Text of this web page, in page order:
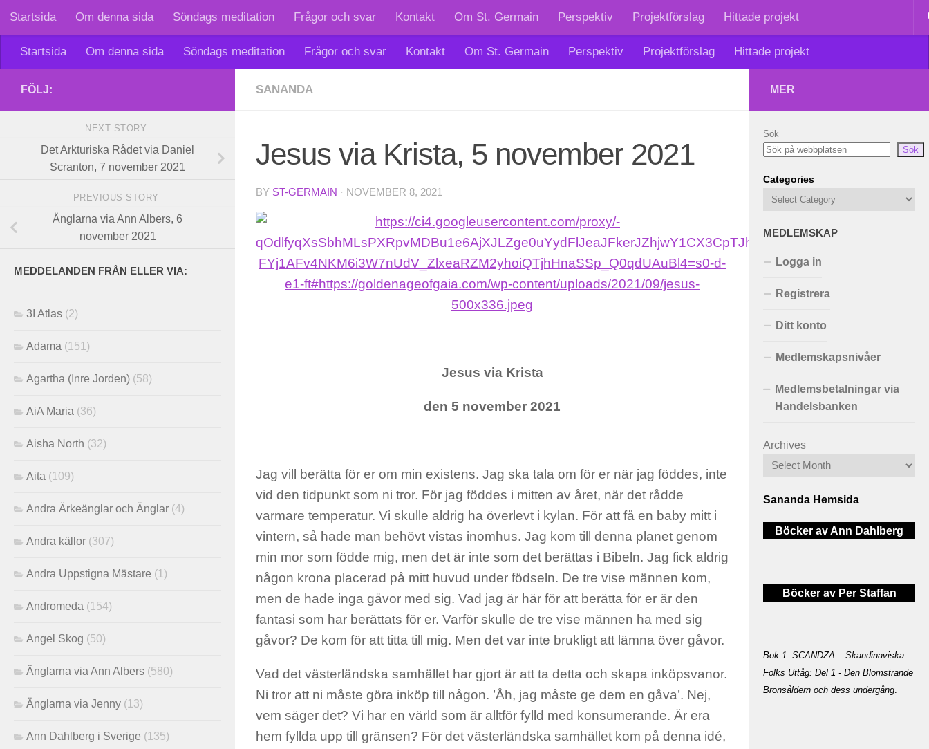
Skip to content
Startsida Om denna sida Söndags meditation Frågor och svar Kontakt Om St. Germain Perspektiv Projektförslag Hittade projekt
Startsida Om denna sida Söndags meditation Frågor och svar Kontakt Om St. Germain Perspektiv Projektförslag Hittade projekt
SANANDA
Jesus via Krista, 5 november 2021
BY ST-GERMAIN · NOVEMBER 8, 2021
Jesus via Krista
den 5 november 2021
Jag vill berätta för er om min existens. Jag ska tala om för er när jag föddes, inte
vid den tidpunkt som ni tror. För jag föddes i mitten av året, när det rådde
varmare temperatur. Vi skulle aldrig ha överlevt i kylan. För att få en baby mitt i
vintern, så hade man behövt vistas inomhus. Jag kom till denna planet genom
min mor som födde mig, men det är inte som det berättas i Bibeln. Jag fick aldrig
någon krona placerad på mitt huvud under födseln. De tre vise männen kom,
men de hade inga gåvor med sig. Vad jag är här för att berätta för er är den
fantasi som har berättats för er. Varför skulle de tre vise männen ha med sig
gåvor? De kom för att titta till mig. Men det var inte brukligt att lämna över gåvor.
Vad det västerländska samhället har gjort är att ta detta och skapa inköpsvanor.
Ni tror att ni måste göra inköp till någon. ’Åh, jag måste ge dem en gåva’. Nej,
vem säger det? Vi har en värld som är alltför fylld med konsumerande. Är era
hem fyllda upp till gränsen? För det västerländska samhället kom på denna idé,
FÖLJ:
NEXT STORY
Det Arkturiska Rådet via Daniel
Scranton, 7 november 2021
PREVIOUS STORY
Änglarna via Ann Albers, 6
november 2021
MEDDELANDEN FRÅN ELLER VIA:
3I Atlas (2)
Adama (151)
Agartha (Inre Jorden) (58)
AiA Maria (36)
Aisha North (32)
Aita (109)
Andra Ärkeänglar och Änglar (4)
Andra källor (307)
Andra Uppstigna Mästare (1)
Andromeda (154)
Angel Skog (50)
Änglarna via Ann Albers (580)
Änglarna via Jenny (13)
Ann Dahlberg i Sverige (135)
MER
Sök
Sök
Categories
MEDLEMSKAP
Logga in
Registrera
Ditt konto
Medlemskapsnivåer
Medlemsbetalningar via
Handelsbanken
Archives
Sananda Hemsida
Böcker av Ann Dahlberg
Böcker av Per Staffan
Bok 1: SCANDZA – Skandinaviska
Folks Uttåg: Del 1 - Den Blomstrande
Bronsåldern och dess undergång.